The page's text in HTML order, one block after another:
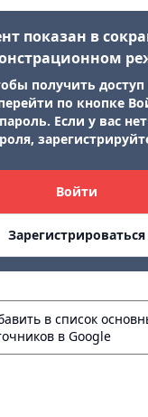
показан в
получить
по кнопке
Если у вас
Войти
Зарегистрироваться
в список
в Google